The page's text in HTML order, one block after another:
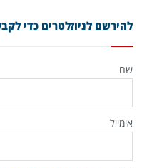
להירשם לניוזלטרים כדי
שם
אימייל